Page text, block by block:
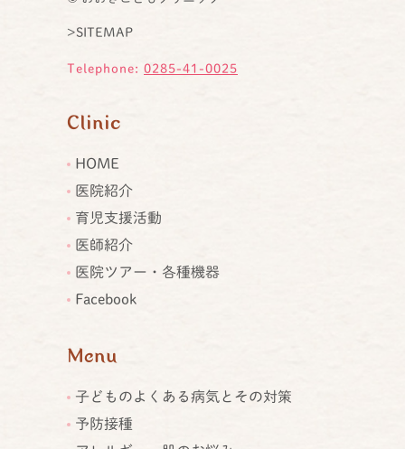
>SITEMAP
Telephone: 0285-41-0025
Clinic
HOME
医院紹介
育児支援活動
医師紹介
医院ツアー・各種機器
Facebook
Menu
子どものよくある病気とその対策
予防接種